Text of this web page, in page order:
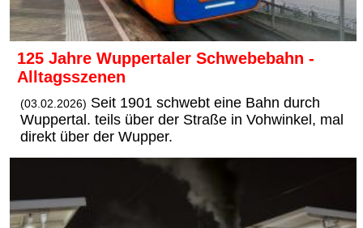
125 Jahre Wuppertaler Schwebebahn -
Alltagsszenen
(03.02.2026) Seit 1901 schwebt eine Bahn durch
Wuppertal. teils über der Straße in Vohwinkel, mal
direkt über der Wupper.